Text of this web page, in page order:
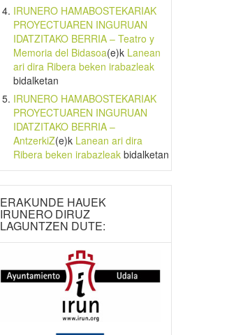
IRUNERO HAMABOSTEKARIAK
PROYECTUAREN INGURUAN
IDATZITAKO BERRIA – Teatro y
Memoria del Bidasoa(e)k Lanean
ari dira Ribera beken irabazleak
bidalketan
IRUNERO HAMABOSTEKARIAK
PROYECTUAREN INGURUAN
IDATZITAKO BERRIA –
AntzerkiZ(e)k Lanean ari dira
Ribera beken irabazleakbidalketan
ERAKUNDE HAUEK
IRUNERO DIRUZ
LAGUNTZEN DUTE: